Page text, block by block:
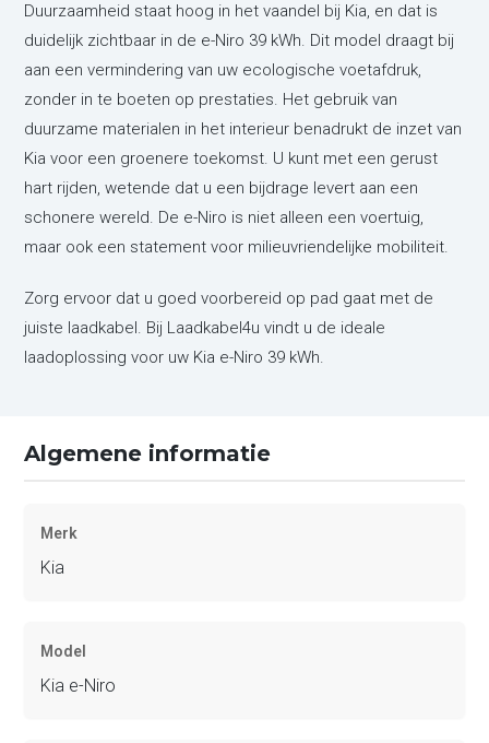
Duurzaamheid staat hoog in het vaandel bij Kia, en dat is
duidelijk zichtbaar in de e-Niro 39 kWh. Dit model draagt bij
aan een vermindering van uw ecologische voetafdruk,
zonder in te boeten op prestaties. Het gebruik van
duurzame materialen in het interieur benadrukt de inzet van
Kia voor een groenere toekomst. U kunt met een gerust
hart rijden, wetende dat u een bijdrage levert aan een
schonere wereld. De e-Niro is niet alleen een voertuig,
maar ook een statement voor milieuvriendelijke mobiliteit.
Zorg ervoor dat u goed voorbereid op pad gaat met de
juiste laadkabel. Bij Laadkabel4u vindt u de ideale
laadoplossing voor uw Kia e-Niro 39 kWh.
Algemene informatie
Merk
Kia
Model
Kia e-Niro